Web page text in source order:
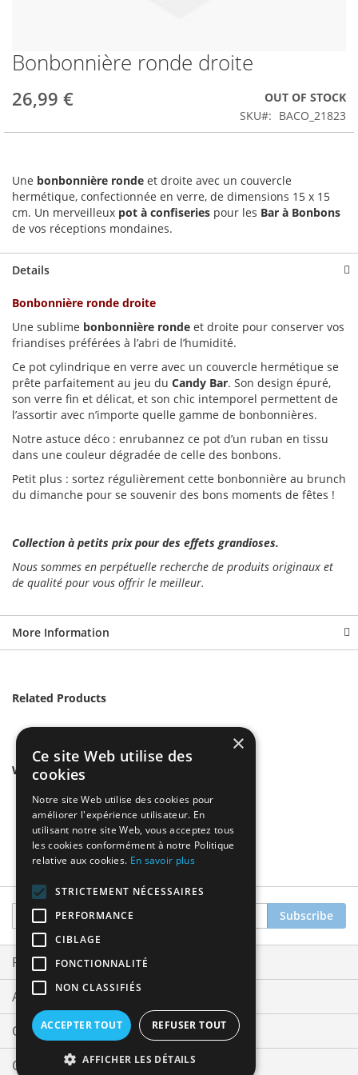
Skip
to
the
beginning
Bonbonnière ronde droite
26,99 €
OUT OF STOCK
SKU
BACO_21823
Une bonbonnière ronde et droite avec un couvercle
hermétique, confectionnée en verre, de dimensions 15 x 15
cm. Un merveilleux pot à confiseries pour les Bar à Bonbons
de vos réceptions mondaines.
Details
Bonbonnière ronde droite
Une sublime bonbonnière ronde et droite pour conserver vos
friandises préférées à l’abri de l’humidité.
Ce pot cylindrique en verre avec un couvercle hermétique se
prête parfaitement au jeu du Candy Bar. Son design épuré,
son verre fin et délicat, et son chic intemporel permettent de
l’assortir avec n’importe quelle gamme de bonbonnières.
Notre astuce déco : enrubannez ce pot d’un ruban en tissu
dans une couleur dégradée de celle des bonbons.
Petit plus : sortez régulièrement cette bonbonnière au brunch
du dimanche pour se souvenir des bons moments de fêtes !
Collection à petits prix pour des effets grandioses.
Nous sommes en perpétuelle recherche de produits originaux et
de qualité pour vous offrir le meilleur.
More Information
Related Products
We found other products you might like!
Sign
Up
for
Our
Newsletter:
Subscribe
Privacy and Cookie Policy
Advanced Search
Orders and Returns
Contact Us
×
Ce site Web utilise des
cookies
Notre site Web utilise des cookies pour
améliorer l'expérience utilisateur. En
utilisant notre site Web, vous acceptez tous
les cookies conformément à notre Politique
relative aux cookies. En savoir plus
STRICTEMENT NÉCESSAIRES
PERFORMANCE
CIBLAGE
FONCTIONNALITÉ
NON CLASSIFIÉS
ACCEPTER TOUT REFUSER TOUT
AFFICHER LES DÉTAILS